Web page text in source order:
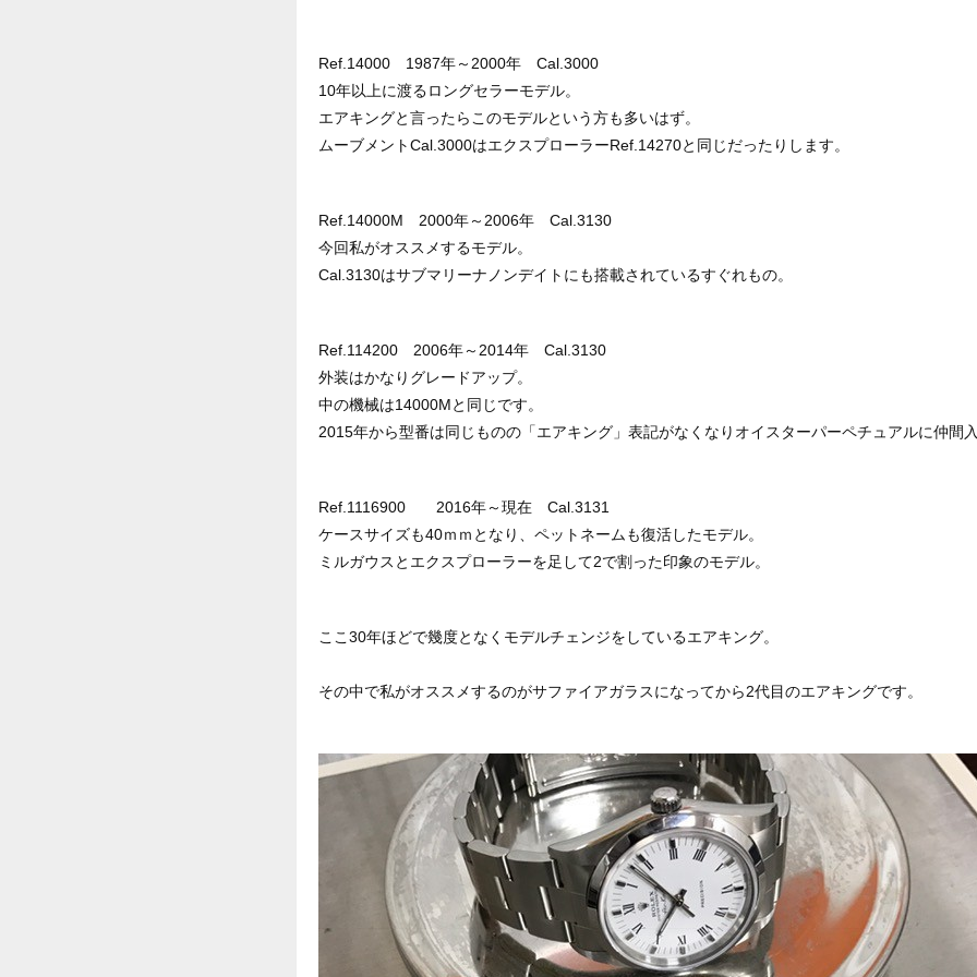
Ref.14000 1987年～2000年 Cal.3000
10年以上に渡るロングセラーモデル。
エアキングと言ったらこのモデルという方も多いはず。
ムーブメントCal.3000はエクスプローラーRef.14270と同じだったりします。
Ref.14000M 2000年～2006年 Cal.3130
今回私がオススメするモデル。
Cal.3130はサブマリーナノンデイトにも搭載されているすぐれもの。
Ref.114200 2006年～2014年 Cal.3130
外装はかなりグレードアップ。
中の機械は14000Mと同じです。
2015年から型番は同じものの「エアキング」表記がなくなりオイスターパーペチュアルに仲間
Ref.1116900 2016年～現在 Cal.3131
ケースサイズも40ｍｍとなり、ペットネームも復活したモデル。
ミルガウスとエクスプローラーを足して2で割った印象のモデル。
ここ30年ほどで幾度となくモデルチェンジをしているエアキング。
その中で私がオススメするのがサファイアガラスになってから2代目のエアキングです。